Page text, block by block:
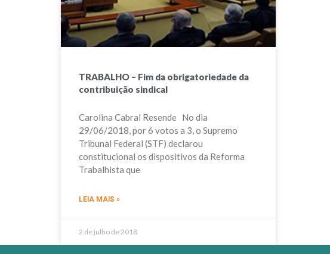
TRABALHO – Fim da obrigatoriedade da
contribuição sindical
Carolina Cabral Resende No dia
29/06/2018, por 6 votos a 3, o Supremo
Tribunal Federal (STF) declarou
constitucional os dispositivos da Reforma
Trabalhista que
LEIA MAIS »
2 de julho de 2018